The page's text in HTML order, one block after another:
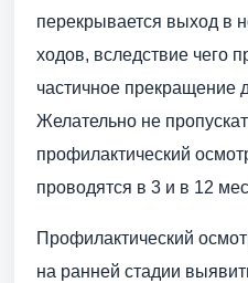
перекрывается выход в
ходов, вследствие чего
частичное прекращение
Желательно не
профилактический
проводятся в 3 и в 12
Профилактический
на ранней стадии